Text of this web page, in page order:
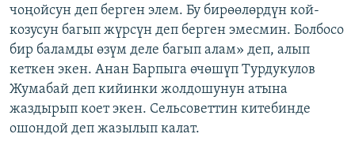
чоңойсун деп берген элем. Бу бирөөлөрдүн кой-
козусун багып жүрсүн деп берген эмесмин. Болбосо
бир баламды өзүм деле багып алам» деп, алып
кеткен экен. Анан Барпыга өчөшүп Турдукулов
Жумабай деп кийинки жолдошунун атына
жаздырып коет экен. Сельсоветтин китебинде
ошондой деп жазылып калат.